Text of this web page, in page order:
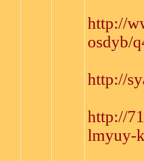
http://
osdyb/
http://
http://
lmyuy-